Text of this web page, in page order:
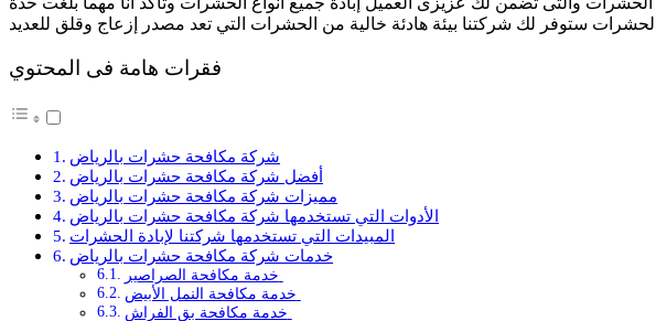
فقرات هامة فى المحتوي
شركة مكافحة حشرات بالرياض
أفضل شركة مكافحة حشرات بالرياض
مميزات شركة مكافحة حشرات بالرياض
الأدوات التي تستخدمها شركة مكافحة حشرات بالرياض
المبيدات التي تستخدمها شركتنا لإبادة الحشرات
خدمات شركة مكافحة حشرات بالرياض